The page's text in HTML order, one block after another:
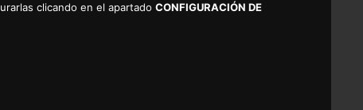
clicando en el apartadoCONFIGURACIÓN DE